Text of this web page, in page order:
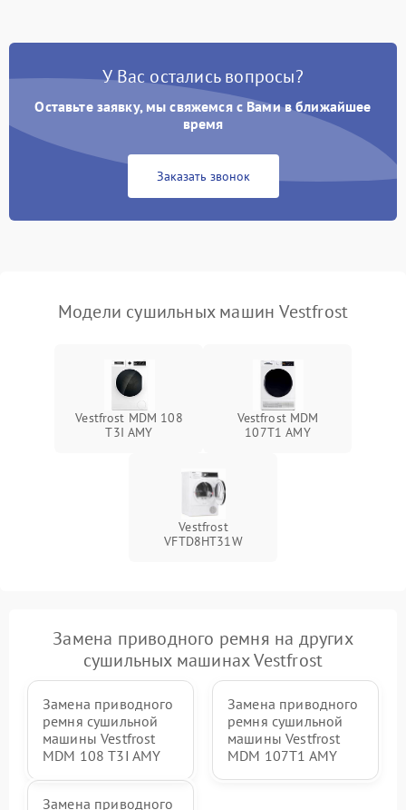
Проблемы с блоком
1800 ₽ Подробнее →
Не завершает программу Подробнее →
1500 ₽ Подробнее →
У Вас остались вопросы?
Оставьте заявку, мы свяжемся с Вами в ближайшее
время
Заказать звонок
Модели сушильных машин Vestfrost
Vestfrost MDM 108
T3I AMY
Vestfrost MDM
107T1 AMY
Vestfrost
VFTD8HT31W
Замена приводного ремня на других
сушильных машинах Vestfrost
Замена приводного
ремня сушильной
машины Vestfrost
MDM 108 T3I AMY
Замена приводного
ремня сушильной
машины Vestfrost
MDM 107T1 AMY
Замена приводного